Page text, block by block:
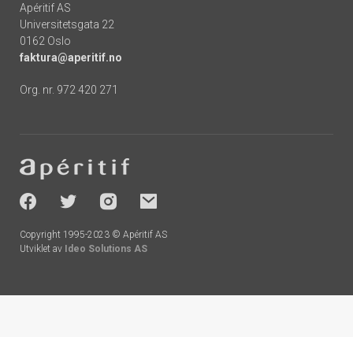
Apéritif AS
Universitetsgata 22
0162 Oslo
faktura@aperitif.no
Org. nr. 972 420 271
-
socials
Copyright 1995-2023 © Apéritif AS
Utviklet av Ideo Solutions AS